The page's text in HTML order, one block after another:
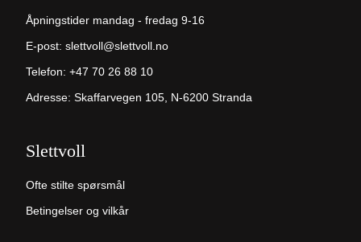
Åpningstider mandag - fredag 9-16
E-post: slettvoll@slettvoll.no
Telefon: +47 70 26 88 10
Adresse: Skaffarvegen 105, N-6200 Stranda
Slettvoll
Ofte stilte spørsmål
Betingelser og vilkår